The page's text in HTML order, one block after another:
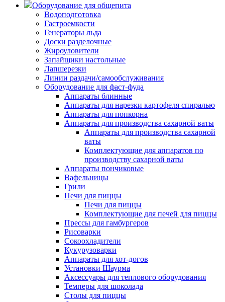
Оборудование для общепита
Водоподготовка
Гастроемкости
Генераторы льда
Доски разделочные
Жироуловители
Запайщики настольные
Лапшерезки
Линии раздачи/самообслуживания
Оборудование для фаст-фуда
Аппараты блинные
Аппараты для нарезки картофеля спиралью
Аппараты для попкорна
Аппараты для производства сахарной ваты
Аппараты для производства сахарной
ваты
Комплектующие для аппаратов по
производству сахарной ваты
Аппараты пончиковые
Вафельницы
Грили
Печи для пиццы
Печи для пиццы
Комплектующие для печей для пиццы
Прессы для гамбургеров
Рисоварки
Сокоохладители
Кукурузоварки
Аппараты для хот-догов
Установки Шаурма
Аксессуары для теплового оборудования
Темперы для шоколада
Столы для пиццы